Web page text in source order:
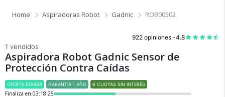
Home Aspiradoras Robot Gadnic ROB00502
922 opiniones -4.8
1 vendidos
Aspiradora Robot Gadnic Sensor de
Protección Contra Caídas
OFERTA BOMBA GARANTÍA 1 AÑO 6 CUOTAS SIN INTERÉS
Finaliza en:03:18:25